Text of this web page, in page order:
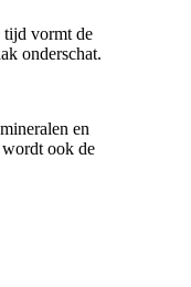
tijd vormt de
onderschat.
en
wordt ook de